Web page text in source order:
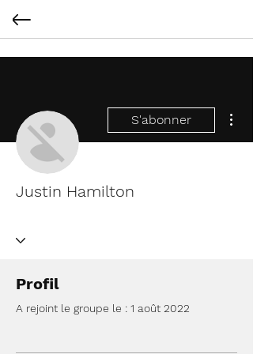
S'abonner
Justin Hamilton
Profil
A rejoint le groupe le : 1 août 2022